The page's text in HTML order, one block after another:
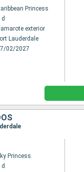
Princess
d
exterior
Lauderdale
02/2027
Princess
d